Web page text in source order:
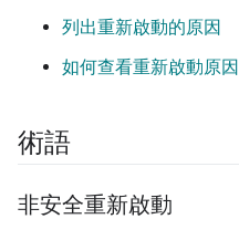
列出重新啟動的原因
如何查看重新啟動原因
術語
非安全重新啟動